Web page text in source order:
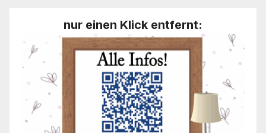
nur einen Klick entfernt: